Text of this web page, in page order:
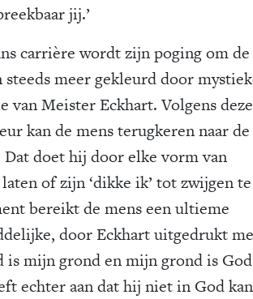
jij.’
carrière wordt zijn poging om
meer gekleurd door
van Meister Eckhart. Volgens deze
kan de mens terugkeren naar
Dat doet hij door elke vorm van
of zijn ‘dikke ik’ tot zwijgen te
bereikt de mens een ultieme
door Eckhart uitgedrukt
is mijn grond en mijn grond is
echter aan dat hij niet in God kan